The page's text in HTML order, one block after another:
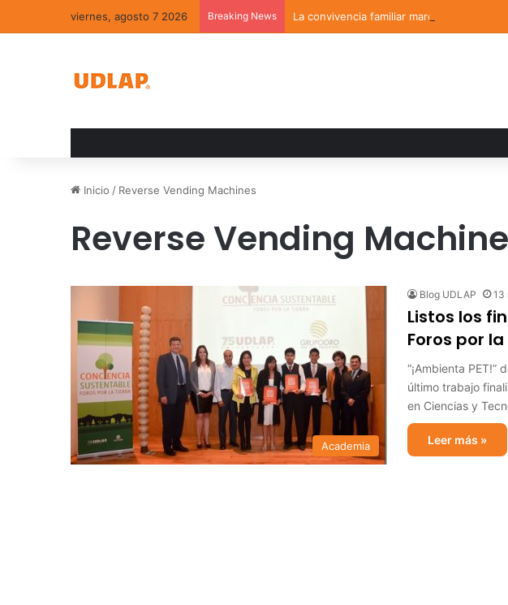
viernes, agosto 7 2026 Breaking News La convivencia familiar marca el cierre del
Inicio / Reverse Vending Machines
Reverse Vending
Academia
Blog UDLAP 13
Listos los
Foros por
“¡Ambienta PET!”
último trabajo
en Ciencias y
Leer más »